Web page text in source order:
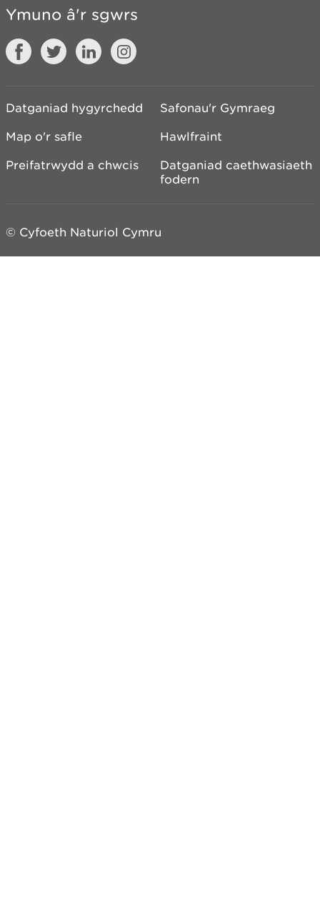
Ymuno â'r sgwrs
Datganiad hygyrchedd
Safonau'r Gymraeg
Map o'r safle
Hawlfraint
Preifatrwydd a chwcis
Datganiad caethwasiaeth
fodern
© Cyfoeth Naturiol Cymru